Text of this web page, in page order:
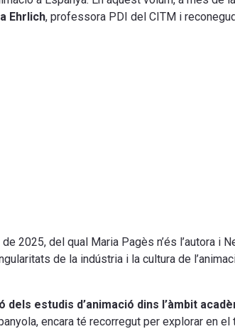
Ehrlich, professora PDI del CITM i
2025, del qual Maria Pagès n’és l’autora i
de la indústria i la cultura de
estudis d’animació dins l’àmbit
encara té recorregut per explorar en el